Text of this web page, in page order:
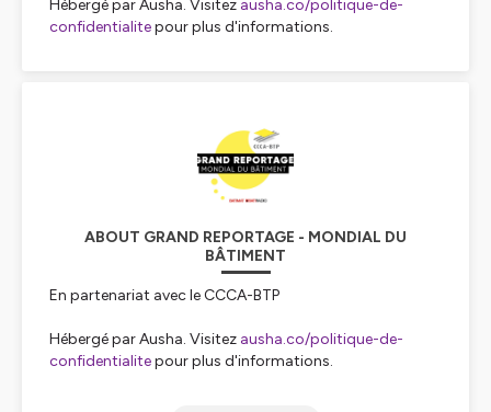
Hébergé par Ausha. Visitez ausha.co/politique-de-
confidentialitepour plus d'informations.
ABOUT GRAND REPORTAGE - MONDIAL DU
BÂTIMENT
En partenariat avec le CCCA-BTP
Hébergé par Ausha. Visitez ausha.co/politique-de-
confidentialitepour plus d'informations.